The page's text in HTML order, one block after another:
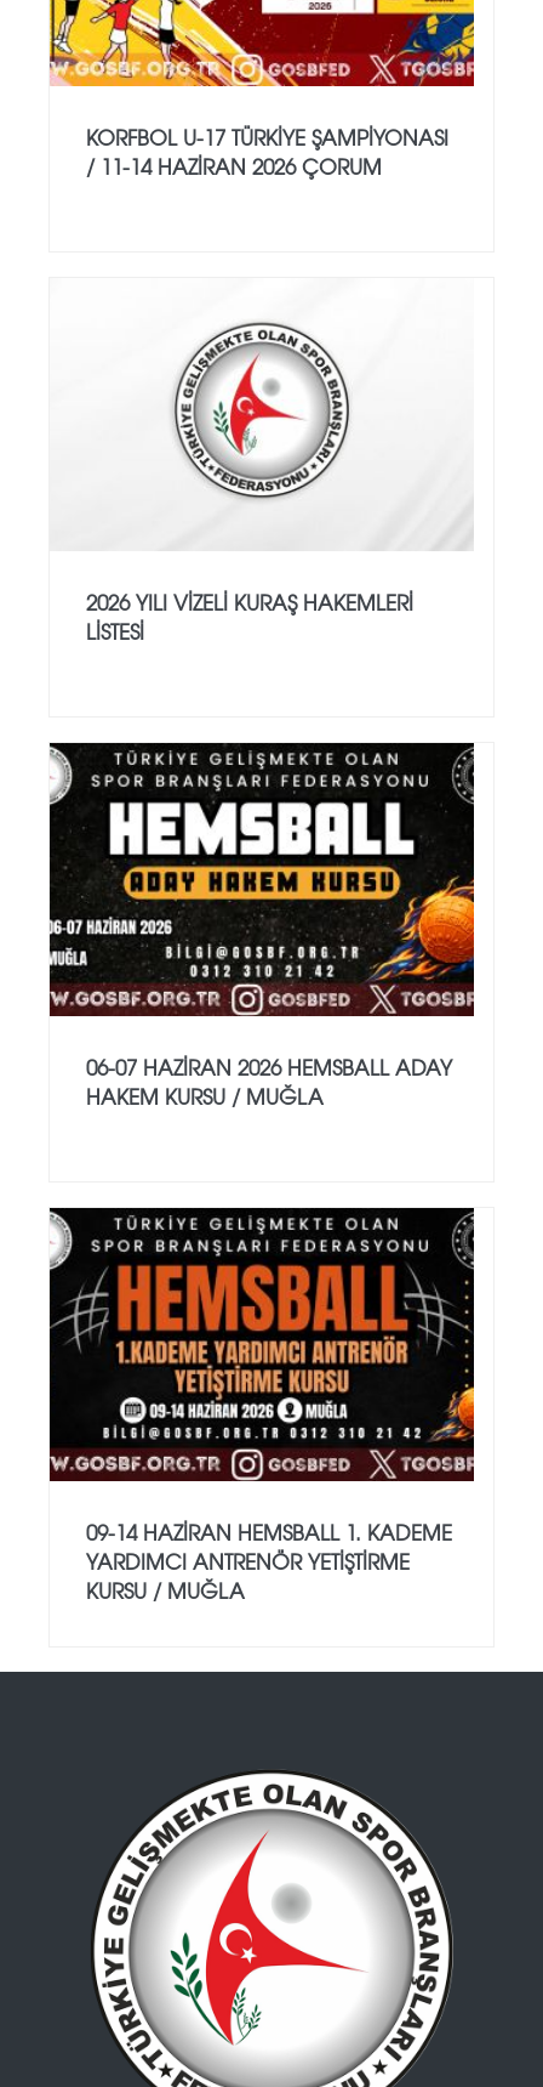
KORFBOL U-17 TÜRKİYE ŞAMPİYONASI
/ 11-14 HAZİRAN 2026 ÇORUM
2026 YILI VİZELİ KURAŞ HAKEMLERİ
LİSTESİ
06-07 HAZİRAN 2026 HEMSBALL ADAY
HAKEM KURSU / MUĞLA
09-14 HAZİRAN HEMSBALL 1. KADEME
YARDIMCI ANTRENÖR YETİŞTİRME
KURSU / MUĞLA